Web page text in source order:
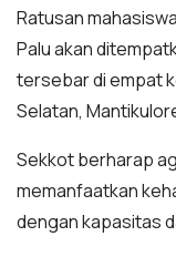
Ratusan
Palu akan
tersebar di empat
Selatan,
Sekkot berharap
memanfaatkan
dengan kapasitas